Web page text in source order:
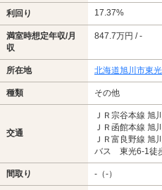
利回り 17.37%
満室時想定年収/月
収
847.7万円 / -
所在地 北海道旭川市東
種類 その他
交通
ＪＲ宗谷本線 旭
ＪＲ函館本線 旭
ＪＲ富良野線 旭
バス 東光6-1徒
間取り -（-）